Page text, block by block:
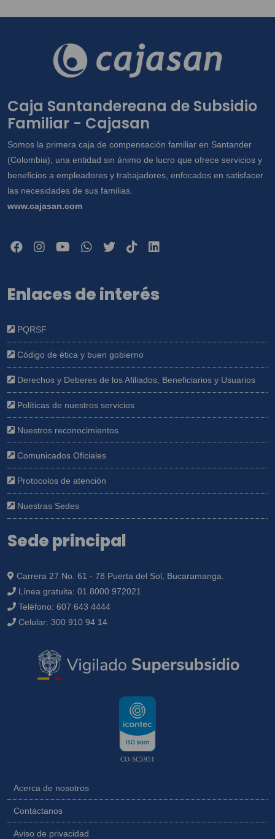
Caja Santandereana de Subsidio
Familiar - Cajasan
Somos la primera caja de compensación familiar en Santander
(Colombia); una entidad sin ánimo de lucro que ofrece servicios y
beneficios a empleadores y trabajadores, enfocados en satisfacer
las necesidades de sus familias.
www.cajasan.com
Enlaces de interés
PQRSF
Código de ética y buen gobierno
Derechos y Deberes de los Afiliados, Beneficiarios y Usuarios
Políticas de nuestros servicios
Nuestros reconocimientos
Comunicados Oficiales
Protocolos de atención
Nuestras Sedes
Sede principal
Carrera 27 No. 61 - 78 Puerta del Sol, Bucaramanga.
Línea gratuita: 01 8000 972021
Teléfono: 607 643 4444
Celular: 300 910 94 14
CO-SC5951
Acerca de nosotros
Contáctanos
Aviso de privacidad